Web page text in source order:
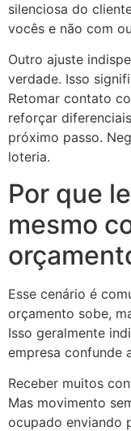
silenciosa do
vocês e não com
Outro ajuste
verdade. Isso
Retomar contato
reforçar
próximo passo.
loteria.
Por que
mesmo
Esse cenário é
orçamento sobe,
Isso geralmente
empresa confunde
Receber muitos
Mas movimento
ocupado enviando